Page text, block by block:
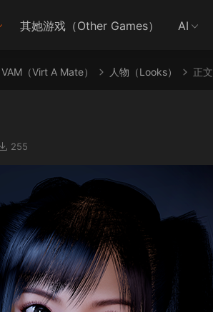
其她游戏（Other Games） AI
VAM（Virt A Mate） 人物（Looks） 正文
255